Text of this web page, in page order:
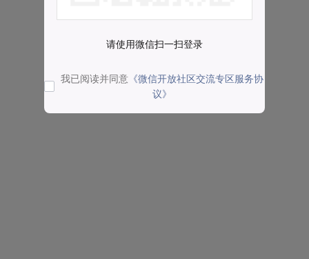
请使用微信扫一扫登录
我已阅读并同意 《微信开放社区交流专区服务协
议》